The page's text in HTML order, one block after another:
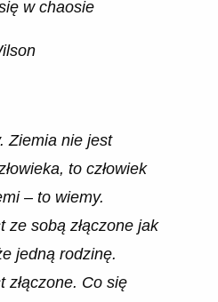
w chaosie
Ziemia nie jest
to człowiek
– to wiemy.
ze sobą złączone jak
jedną rodzinę.
złączone. Co się